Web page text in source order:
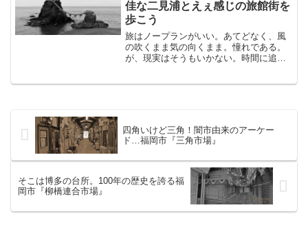
佳な二見浦とえぇ感じの旅館街を
歩こう
旅はノープランがいい。あてどなく、風
の吹くまま気の向くまま。憧れである。
が、現実はそうもいかない。時間に追わ
四角いけど三角！闇市由来のアーケー
ド…福岡市『三角市場』
そこは博多の台所。100年の歴史を誇る福
岡市『柳橋連合市場』